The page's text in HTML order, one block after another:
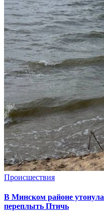
Происшествия
В Минском районе
переплыть Птичь